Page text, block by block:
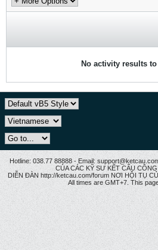
No activity results
Hotline: 038.77 88888 - Email:
CỦA CÁC KỸ SƯ KẾT CẤU
DIỄN ĐÀN http://ketcau.com/forum NƠI HỘI TỤ
All times are GMT+7. This